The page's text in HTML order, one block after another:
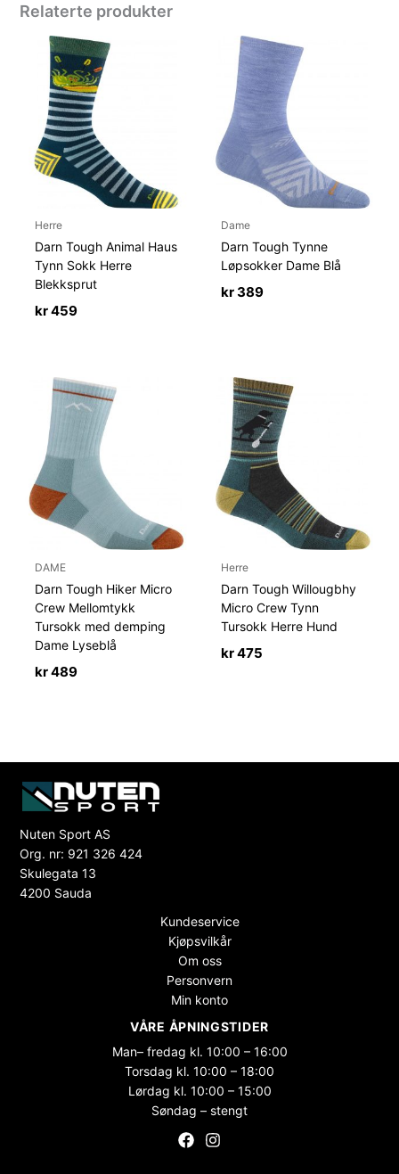
Relaterte produkter
Herre
Darn Tough Animal Haus
Tynn Sokk Herre
Blekksprut
kr459
Dame
Darn Tough Tynne
Løpsokker Dame Blå
kr389
DAME
Darn Tough Hiker Micro
Crew Mellomtykk
Tursokk med demping
Dame Lyseblå
kr489
Herre
Darn Tough Willougbhy
Micro Crew Tynn
Tursokk Herre Hund
kr475
Nuten Sport AS
Org. nr: 921 326 424
Skulegata 13
4200 Sauda
Kundeservice
Kjøpsvilkår
Om oss
Personvern
Min konto
VÅRE ÅPNINGSTIDER
Man– fredag kl. 10:00 – 16:00
Torsdag kl. 10:00 – 18:00
Lørdag kl. 10:00 – 15:00
Søndag – stengt